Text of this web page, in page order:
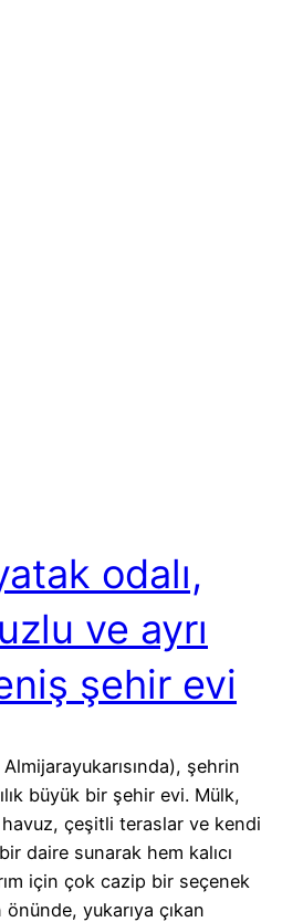
odalı,
ve ayrı
şehir evi
şehrin
büyük bir şehir evi. Mülk,
çeşitli teraslar ve kendi
daire sunarak hem kalıcı
için çok cazip bir seçenek
yukarıya çıkan